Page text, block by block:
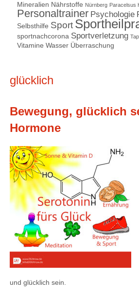
Mineralien Nährstoffe Nürnberg Paracelsus
Personaltrainer Psychologie
Selbsthilfe Sport
sportnachcorona Sportverletzung
Vitamine Wasser Überraschung
glücklich
Bewegung, glücklich
Hormone
und glücklich sein.